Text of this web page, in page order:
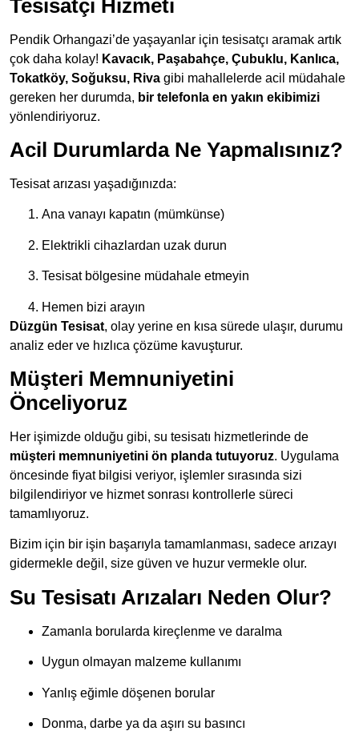
Tesisatçı Hizmeti
Pendik Orhangazi’de yaşayanlar için tesisatçı aramak artık
çok daha kolay! Kavacık, Paşabahçe, Çubuklu, Kanlıca,
Tokatköy, Soğuksu, Riva gibi mahallelerde acil müdahale
gereken her durumda, bir telefonla en yakın ekibimizi
yönlendiriyoruz.
Acil Durumlarda Ne Yapmalısınız?
Tesisat arızası yaşadığınızda:
Ana vanayı kapatın (mümkünse)
Elektrikli cihazlardan uzak durun
Tesisat bölgesine müdahale etmeyin
Hemen bizi arayın
Düzgün Tesisat, olay yerine en kısa sürede ulaşır, durumu
analiz eder ve hızlıca çözüme kavuşturur.
Müşteri Memnuniyetini
Önceliyoruz
Her işimizde olduğu gibi, su tesisatı hizmetlerinde de
müşteri memnuniyetini ön planda tutuyoruz. Uygulama
öncesinde fiyat bilgisi veriyor, işlemler sırasında sizi
bilgilendiriyor ve hizmet sonrası kontrollerle süreci
tamamlıyoruz.
Bizim için bir işin başarıyla tamamlanması, sadece arızayı
gidermekle değil, size güven ve huzur vermekle olur.
Su Tesisatı Arızaları Neden Olur?
Zamanla borularda kireçlenme ve daralma
Uygun olmayan malzeme kullanımı
Yanlış eğimle döşenen borular
Donma, darbe ya da aşırı su basıncı